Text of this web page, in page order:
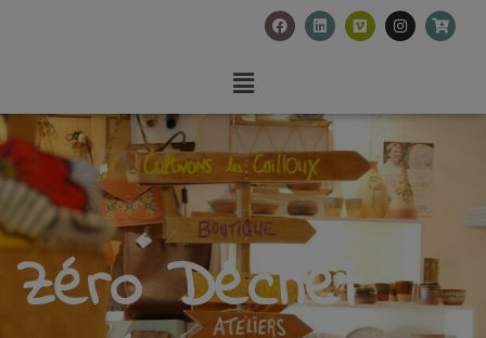
Zéro Déchet